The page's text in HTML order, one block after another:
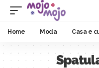
Home Moda Casa e